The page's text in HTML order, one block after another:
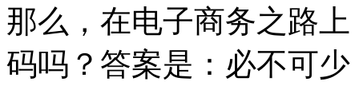
那么，在电子商务之路
码吗？答案是：必不可少